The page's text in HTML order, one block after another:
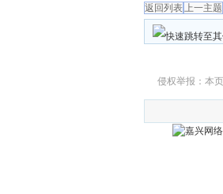
返回列表上一主题
侵权举报：本